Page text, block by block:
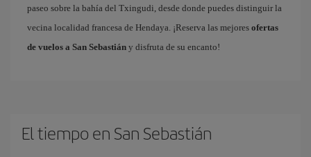
paseo sobre la bahía del Txingudi, desde donde puedes distinguir la
vecina localidad francesa de Hendaya. ¡Reserva las mejores ofertas
de vuelos a San Sebastián y disfruta de su encanto!
El tiempo en San Sebastián